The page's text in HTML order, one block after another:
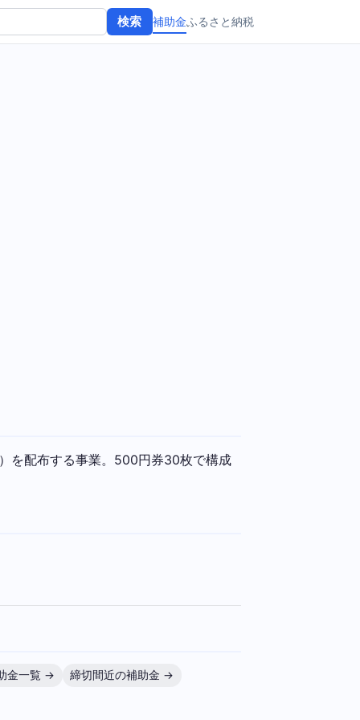
検索 補助金ふるさと納税
を配布する事業。500円券30枚で構成
金一覧 → 締切間近の補助金 →